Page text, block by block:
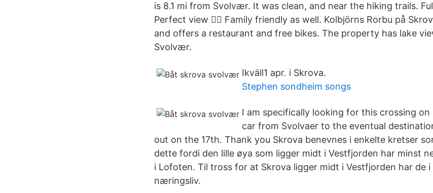
is 8.1 mi from Svolvær. It was clean, and near the hiking trails.
Perfect view 👌🏼 Family friendly as well. Kolbjörns Rorbu på
and offers a restaurant and free bikes. The property has lake
Svolvær.
Ikväll1 apr. i Skrova.
Stephen sondheim songs
I am specifically looking for this crossing
car from Svolvaer to the eventual
out on the 17th. Thank you Skrova benevnes i enkelte kretser
dette fordi den lille øya som ligger midt i Vestfjorden har minst
i Lofoten. Til tross for at Skrova ligger midt i Vestfjorden har de
næringsliv.